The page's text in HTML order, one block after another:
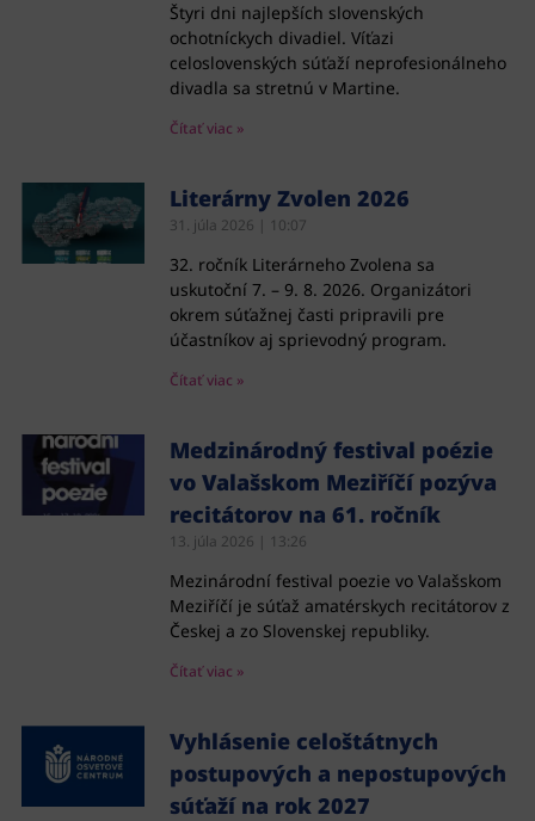
Štyri dni najlepších slovenských
ochotníckych divadiel. Víťazi
celoslovenských súťaží neprofesionálneho
divadla sa stretnú v Martine.
Čítať viac »
Literárny Zvolen 2026
31. júla 2026 10:07
32. ročník Literárneho Zvolena sa
uskutoční 7. – 9. 8. 2026. Organizátori
okrem súťažnej časti pripravili pre
účastníkov aj sprievodný program.
Čítať viac »
Medzinárodný festival poézie
vo Valašskom Meziříčí pozýva
recitátorov na 61. ročník
13. júla 2026 13:26
Mezinárodní festival poezie vo Valašskom
Meziříčí je súťaž amatérskych recitátorov z
Českej a zo Slovenskej republiky.
Čítať viac »
Vyhlásenie celoštátnych
postupových a nepostupových
súťaží na rok 2027